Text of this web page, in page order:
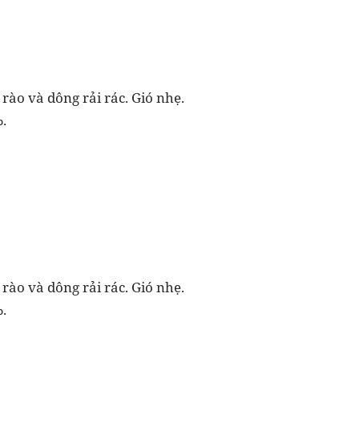
và dông rải rác. Gió nhẹ.
và dông rải rác. Gió nhẹ.